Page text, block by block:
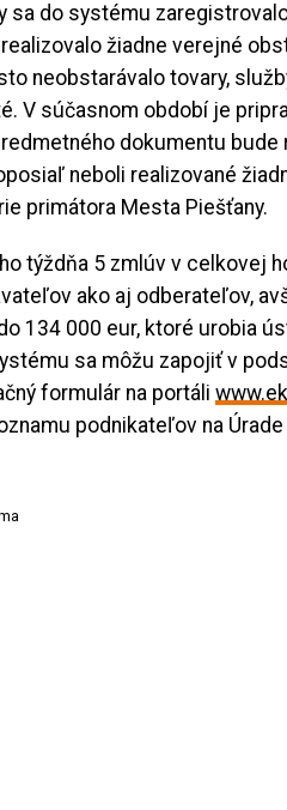
sa do systému
žiadne verejné
neobstarávalo tovary,
V súčasnom období je
dokumentu bude
neboli realizované
primátora Mesta Piešťany.
týždňa 5 zmlúv v celkovej
ako aj odberateľov,
134 000 eur, ktoré urobia
sa môžu zapojiť v
formulár na portáli
podnikateľov na